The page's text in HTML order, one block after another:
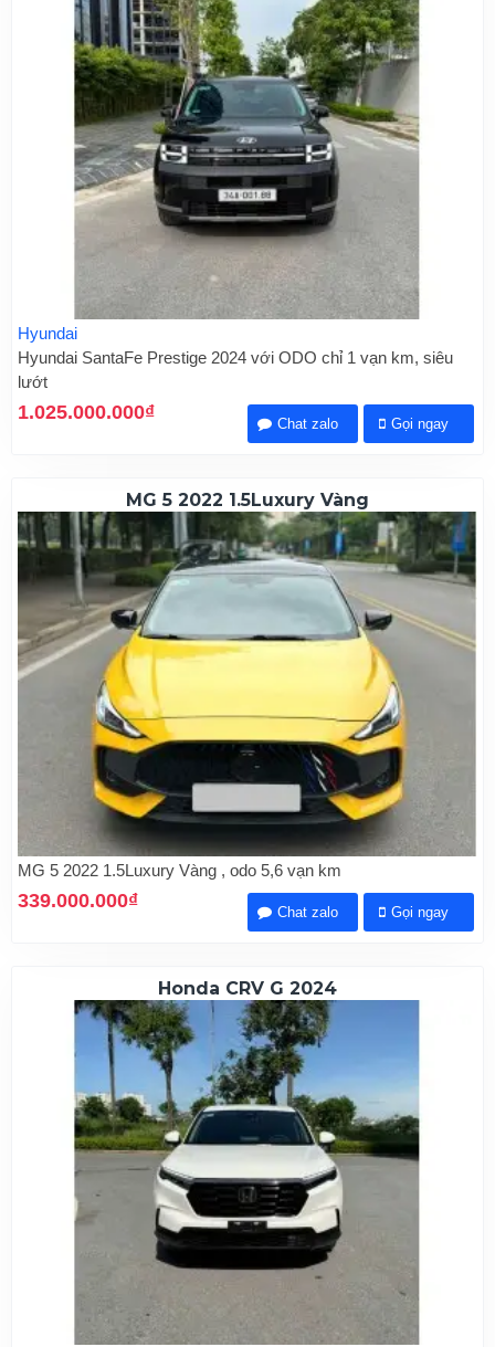
Hyundai
Hyundai SantaFe Prestige 2024 với ODO chỉ 1 vạn km, siêu
lướt
1.025.000.000₫
Chat zalo Gọi ngay
MG 5 2022 1.5Luxury Vàng
MG 5 2022 1.5Luxury Vàng , odo 5,6 vạn km
339.000.000₫
Chat zalo Gọi ngay
Honda CRV G 2024